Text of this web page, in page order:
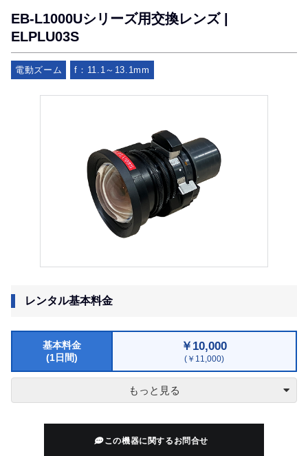
EB-L1000Uシリーズ用交換レンズ |
ELPLU03S
電動ズーム f：11.1～13.1mm
レンタル基本料金
基本料金
(1日間)
￥10,000
(￥11,000)
(￥16,500)
この機器に関するお問合せ